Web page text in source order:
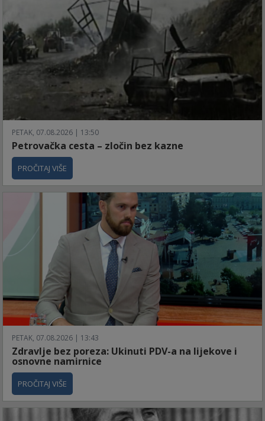
PETAK, 07.08.2026 | 13:50
Petrovačka cesta – zločin bez kazne
PROČITAJ VIŠE
PETAK, 07.08.2026 | 13:43
Zdravlje bez poreza: Ukinuti PDV-a na lijekove i
osnovne namirnice
PROČITAJ VIŠE